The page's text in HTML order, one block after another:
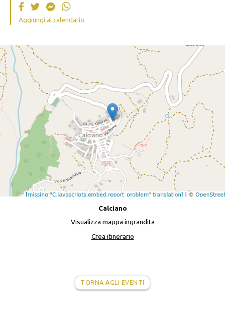
Aggiungi al calendario
Calciano
Visualizza mappa ingrandita
Crea itinerario
TORNA AGLI EVENTI